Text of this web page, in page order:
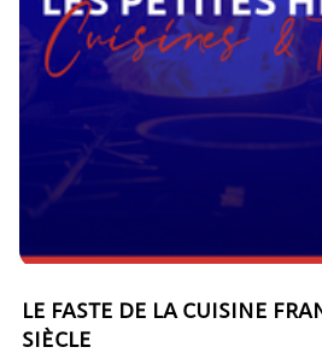
LE FASTE DE LA CUISINE
SIÈCLE